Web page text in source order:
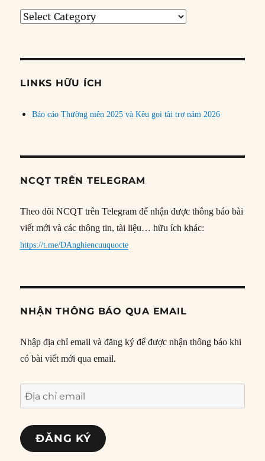
Tìm
đề
LINKS HỮU ÍCH
Báo cáo Thường niên 2025 và Kêu gọi tài trợ năm 2026
NCQT TRÊN TELEGRAM
Theo dõi NCQT trên Telegram để nhận được thông báo bài
viết mới và các thông tin, tài liệu… hữu ích khác:
https://t.me/DAnghiencuuquocte
NHẬN THÔNG BÁO QUA EMAIL
Nhập địa chỉ email và đăng ký để được nhận thông báo khi
có bài viết mới qua email.
Địa
chỉ
email
ĐĂNG KÝ